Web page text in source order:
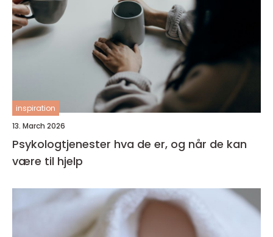
inspiration
13. March 2026
Psykologtjenester hva de er, og når de kan
være til hjelp